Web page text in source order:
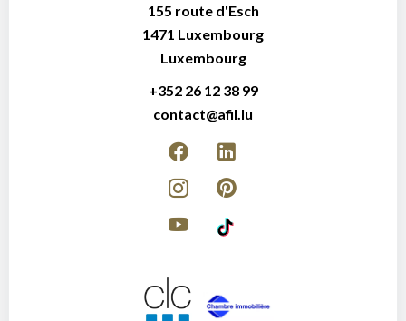
155 route d'Esch
1471 Luxembourg
Luxembourg
+352 26 12 38 99
contact@afil.lu